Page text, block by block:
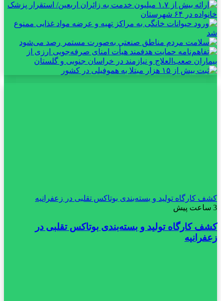
کشف کارگاه تولید و بسته‌بندی بوتاکس تقلبی در زعفرانیه
3 ساعت پیش
کشف کارگاه تولید و بسته‌بندی بوتاکس تقلبی در
زعفرانیه